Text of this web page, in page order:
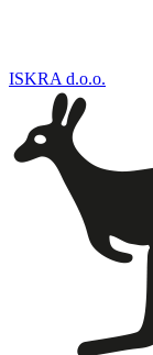
ISKRA d.o.o.